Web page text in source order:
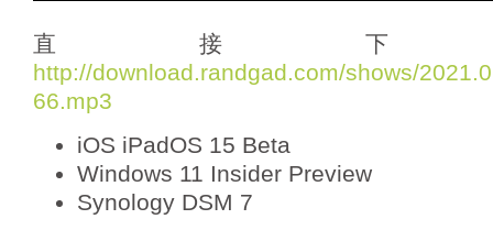
i
o
P
l
直接
http://download.randgad.com/shows/
66.mp3
iOS iPadOS 15 Beta
Windows 11 Insider Preview
Synology DSM 7